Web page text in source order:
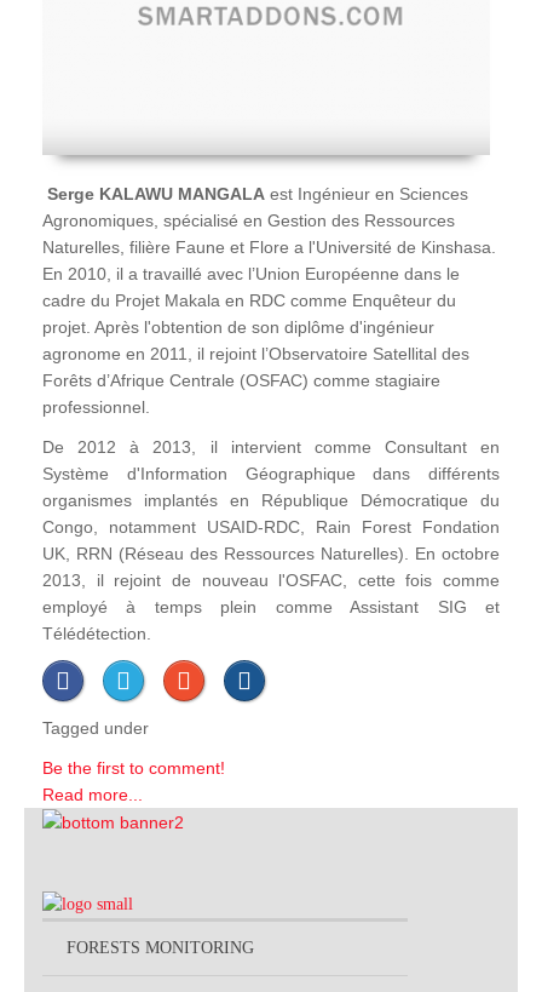
Serge KALAWU MANGALA est Ingénieur en Sciences
Agronomiques, spécialisé en Gestion des Ressources
Naturelles, filière Faune et Flore a l'Université de Kinshasa.
En 2010, il a travaillé avec l’Union Européenne dans le
cadre du Projet Makala en RDC comme Enquêteur du
projet. Après l'obtention de son diplôme d'ingénieur
agronome en 2011, il rejoint l’Observatoire Satellital des
Forêts d’Afrique Centrale (OSFAC) comme stagiaire
professionnel.
De 2012 à 2013, il intervient comme Consultant en
Système d'Information Géographique dans différents
organismes implantés en République Démocratique du
Congo, notamment USAID-RDC, Rain Forest Fondation
UK, RRN (Réseau des Ressources Naturelles). En octobre
2013, il rejoint de nouveau l'OSFAC, cette fois comme
employé à temps plein comme Assistant SIG et
Télédétection.
Tagged under
Be the first to comment!
Read more...
FORESTS MONITORING